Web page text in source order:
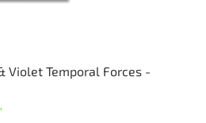
Violet Temporal Forces -